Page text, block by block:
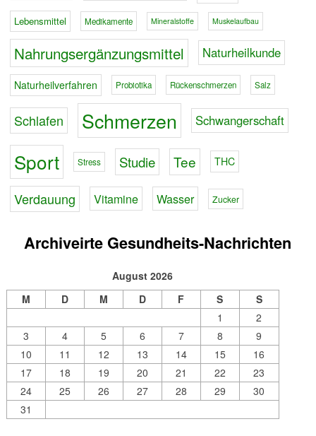
Lebensmittel Medikamente Mineralstoffe Muskelaufbau
Nahrungsergänzungsmittel Naturheilkunde
Naturheilverfahren Probiotika Rückenschmerzen Salz
Schlafen Schmerzen Schwangerschaft
Sport Stress Studie Tee THC
Verdauung Vitamine Wasser Zucker
Archiveirte Gesundheits-Nachrichten
August 2026
M
D M D F S
S
1
2
3
4 5 6 7 8
9
10
11 12 13 14 15
16
17
18 19 20 21 22
23
24
25 26 27 28 29
30
31